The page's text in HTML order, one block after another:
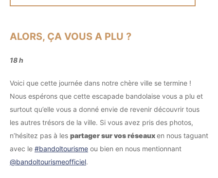
ALORS, ÇA VOUS A PLU ?
18 h
Voici que cette journée dans notre chère ville se termine !
Nous espérons que cette escapade bandolaise vous a plu et
surtout qu’elle vous a donné envie de revenir découvrir tous
les autres trésors de la ville. Si vous avez pris des photos,
n’hésitez pas à les partager sur vos réseauxen nous taguant
avec le #bandoltourisme ou bien en nous mentionnant
@bandoltourismeofficiel.